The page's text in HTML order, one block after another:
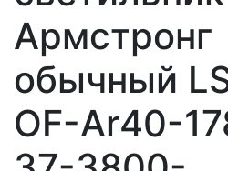
Армстронг
обычный
OF-Ar40-